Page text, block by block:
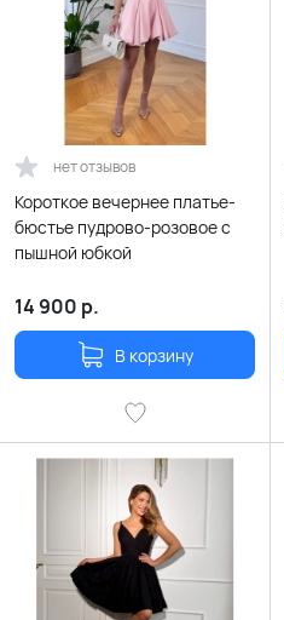
нет отзывов
Короткое вечернее платье-
бюстье пудрово-розовое с
пышной юбкой
14 900 р.
В корзину